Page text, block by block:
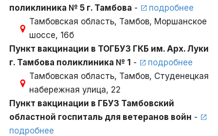
поликлиника № 5 г. Тамбова -
подробнее
Тамбовская область, Тамбов, Моршанское
шоссе, 16б
Пункт вакцинации в ТОГБУЗ ГКБ им. Арх. Луки
г. Тамбова поликлиника № 1 -
подробнее
Тамбовская область, Тамбов, Студенецкая
набережная улица, 22
Пункт вакцинации в ГБУЗ Тамбовский
областной госпиталь для ветеранов войн -
подробнее